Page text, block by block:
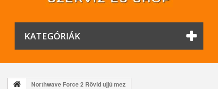
KATEGÓRIÁK
Northwave Force 2 Rövid ujjú mez